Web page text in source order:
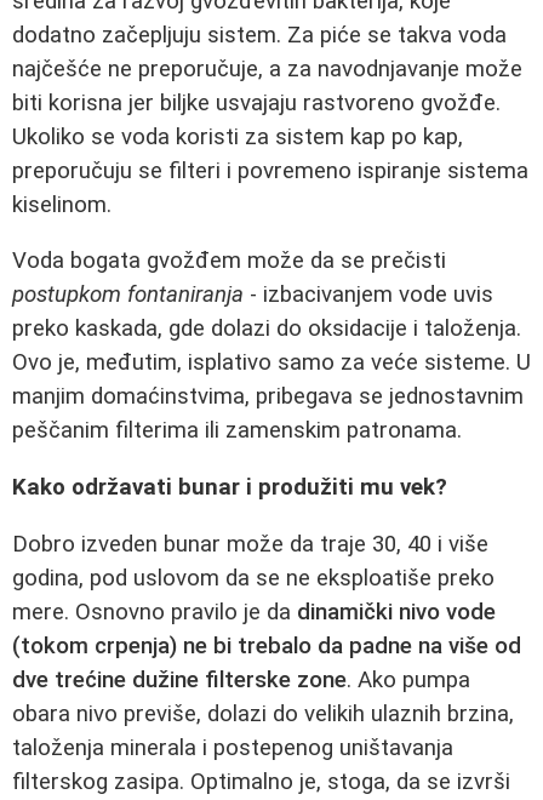
dodatno začepljuju sistem. Za piće se takva voda
najčešće ne preporučuje, a za navodnjavanje može
biti korisna jer biljke usvajaju rastvoreno gvožđe.
Ukoliko se voda koristi za sistem kap po kap,
preporučuju se filteri i povremeno ispiranje sistema
kiselinom.
Voda bogata gvožđem može da se prečisti
postupkom fontaniranja - izbacivanjem vode uvis
preko kaskada, gde dolazi do oksidacije i taloženja.
Ovo je, međutim, isplativo samo za veće sisteme. U
manjim domaćinstvima, pribegava se jednostavnim
peščanim filterima ili zamenskim patronama.
Kako održavati bunar i produžiti mu vek?
Dobro izveden bunar može da traje 30, 40 i više
godina, pod uslovom da se ne eksploatiše preko
mere. Osnovno pravilo je da dinamički nivo vode
(tokom crpenja) ne bi trebalo da padne na više od
dve trećine dužine filterske zone. Ako pumpa
obara nivo previše, dolazi do velikih ulaznih brzina,
taloženja minerala i postepenog uništavanja
filterskog zasipa. Optimalno je, stoga, da se izvrši